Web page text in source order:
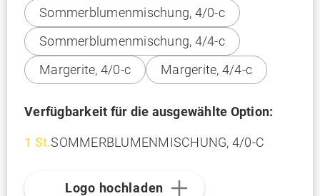
Sommerblumenmischung, 4/0-c
Sommerblumenmischung, 4/4-c
Margerite, 4/0-c
Margerite, 4/4-c
Verfügbarkeit für die ausgewählte Option:
1 St.SOMMERBLUMENMISCHUNG, 4/0-C
Logo hochladen